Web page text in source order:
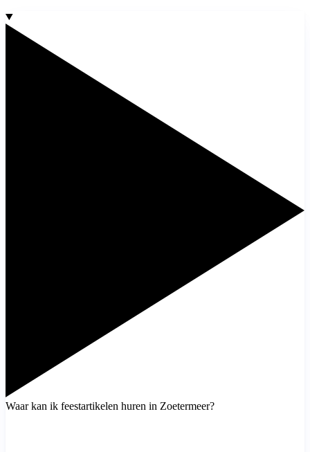
Waar kan ik feestartikelen huren in Zoetermeer?